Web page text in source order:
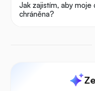
Jak zajistím, aby moje
chráněna?